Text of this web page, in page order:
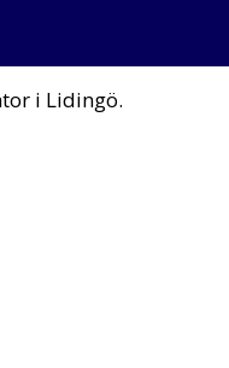
i Lidingö.